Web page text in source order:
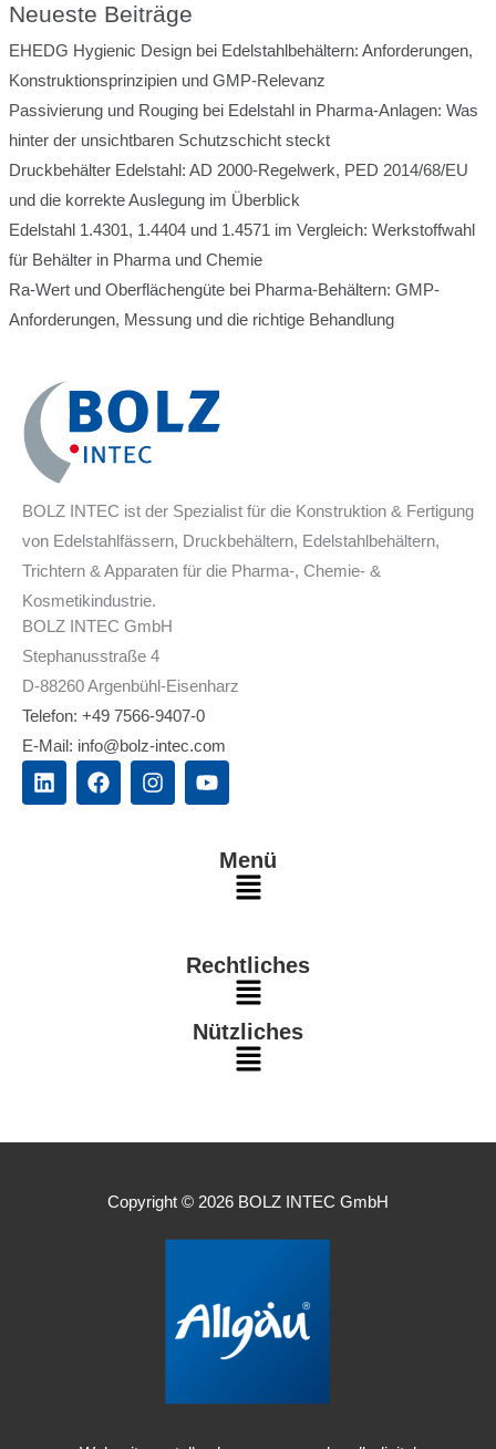
Neueste Beiträge
EHEDG Hygienic Design bei Edelstahlbehältern: Anforderungen,
Konstruktionsprinzipien und GMP-Relevanz
Passivierung und Rouging bei Edelstahl in Pharma-Anlagen: Was
hinter der unsichtbaren Schutzschicht steckt
Druckbehälter Edelstahl: AD 2000-Regelwerk, PED 2014/68/EU
und die korrekte Auslegung im Überblick
Edelstahl 1.4301, 1.4404 und 1.4571 im Vergleich: Werkstoffwahl
für Behälter in Pharma und Chemie
Ra-Wert und Oberflächengüte bei Pharma-Behältern: GMP-
Anforderungen, Messung und die richtige Behandlung
BOLZ INTEC ist der Spezialist für die Konstruktion & Fertigung
von Edelstahlfässern, Druckbehältern, Edelstahlbehältern,
Trichtern & Apparaten für die Pharma-, Chemie- &
Kosmetikindustrie.
BOLZ INTEC GmbH
Stephanusstraße 4
D-88260 Argenbühl-Eisenharz
Telefon: +49 7566-9407-0
E-Mail: info@bolz-intec.com
L
i
F
a
I
n
Y
o
Menü
Main
Rechtliches
Main
Menu
Nützliches
Main
Copyright © 2026 BOLZ INTEC GmbH